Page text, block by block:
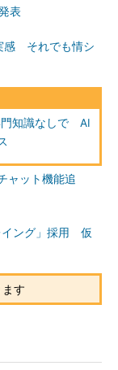
表
感 それでも情シ
門知識なしで AI
ャット機能追
イング」採用 仮
す